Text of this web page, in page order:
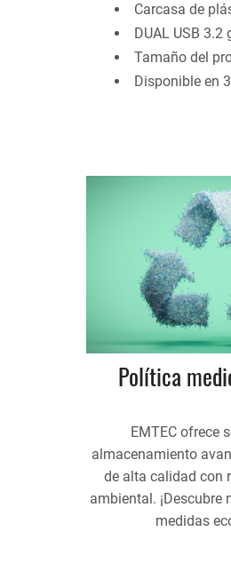
Carcasa de
DUAL USB 3.2
Tamaño del
Disponible en
Política
EMTEC ofrece
almacenamiento
de alta calidad con
ambiental. ¡Descubre
medidas